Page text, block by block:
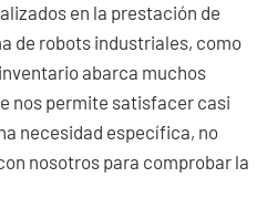
en la prestación de
de robots industriales, como
abarca muchos
nos permite satisfacer casi
necesidad específica, no
nosotros para comprobar la